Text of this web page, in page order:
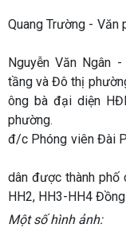
-
Quang Trường
-
Nguyễn Văn Ngân
tầng và
ông bà đại diện
đ/c Phóng viên
-
dân được thành phố
HH2, HH3-HH4
Một số hình ảnh: